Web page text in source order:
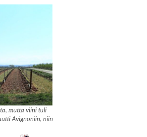
mutta viini tuli
Avignoniin, niin